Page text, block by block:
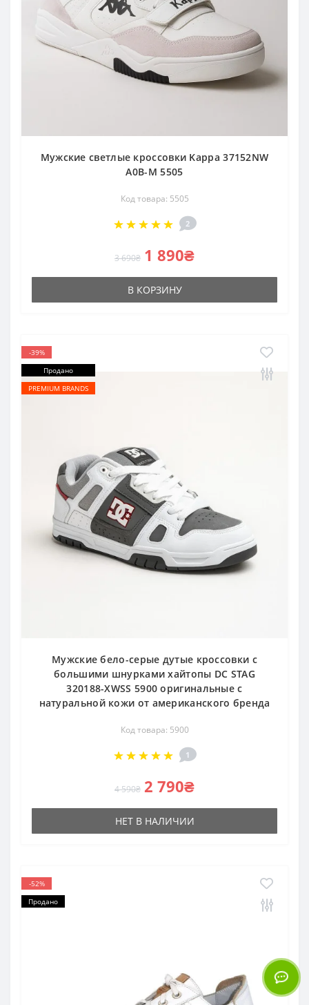
Мужские светлые кроссовки Kappa 37152NW
A0B-M 5505
Код товара: 5505
2
3 690₴ 1 890₴
В КОРЗИНУ
-39%
Продано
PREMIUM BRANDS
Мужские бело-серые дутые кроссовки с
большими шнурками хайтопы DC STAG
320188-XWSS 5900 оригинальные с
натуральной кожи от американского бренда
Код товара: 5900
1
4 590₴ 2 790₴
НЕТ В НАЛИЧИИ
-52%
Продано